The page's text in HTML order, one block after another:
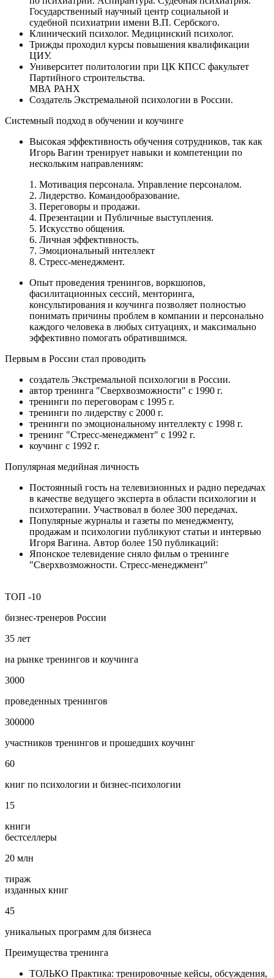
Государственный научный центр социальной и
судебной психиатрии имени В.П. Сербского.
Клинический психолог. Медицинский психолог.
Трижды проходил курсы повышения квалификации
ЦИУ.
Университет политологии при ЦК КПСС факультет
Партийного строительства.
МВА РАНХ
Создатель Экстремальной психологии в России.
Системный подход в обучении и коучинге
Высокая эффективность обучения сотрудников, так как
Игорь Вагин тренирует навыки и компетенции по
нескольким направлениям:
1. Мотивация персонала. Управление персоналом.
2. Лидерство. Командообразование.
3. Переговоры и продажи.
4. Презентации и Публичные выступления.
5. Искусство общения.
6. Личная эффективность.
7. Эмоциональный интеллект
8. Стресс-менеджмент.
Опыт проведения тренингов, воркшопов,
фасилитационных сессий, менторинга,
консультирования и коучинга позволяет полностью
понимать причины проблем в компании и персонально
каждого человека в любых ситуациях, и максимально
эффективно помогать обратившимся.
Первым в России стал проводить
создатель Экстремальной психологии в России.
автор тренинга "Сверхвозможности" с 1990 г.
тренинги по переговорам с 1995 г.
тренинги по лидерству с 2000 г.
тренинги по эмоциональному интеллекту с 1998 г.
тренинг "Стресс-менеджмент" с 1992 г.
коучинг с 1992 г.
Популярная медийная личность
Постоянный гость на телевизионных и радио передачах
в качестве ведущего эксперта в области психологии и
психотерапии. Участвовал в более 300 передачах.
Популярные журналы и газеты по менеджменту,
продажам и психологии публикуют статьи и интервью
Игоря Вагина. Автор более 150 публикаций:
Японское телевидение сняло фильм о тренинге
"Сверхвозможности. Стресс-менеджмент"
ТОП -10
бизнес‑тренеров России
35 лет
на рынке тренингов и коучинга
3000
проведенных тренингов
300000
участников тренингов и прошедших коучинг
60
книг по психологии и бизнес‑психологии
15
книги
бестселлеры
20 млн
тираж
изданных книг
45
уникальных программ для бизнеса
Преимущества тренинга
ТОЛЬКО Практика: тренировочные кейсы, обсуждения,